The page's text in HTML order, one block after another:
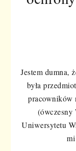
Jestem dumna,
była
pracowników
(ówczesny
Uniwersytetu